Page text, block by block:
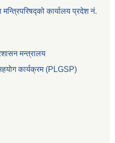
कार्यालय प्रदेश नं.
मन्त्रालय
कार्यक्रम (PLGSP)